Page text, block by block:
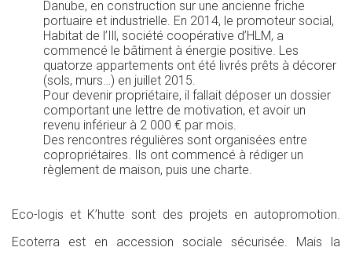
Danube, en construction sur une ancienne friche
portuaire et industrielle. En 2014, le promoteur social,
Habitat de l’Ill, société coopérative d’HLM, a
commencé le bâtiment à énergie positive. Les
quatorze appartements ont été livrés prêts à décorer
(sols, murs…) en juillet 2015.
Pour devenir propriétaire, il fallait déposer un dossier
comportant une lettre de motivation, et avoir un
revenu inférieur à 2 000 € par mois.
Des rencontres régulières sont organisées entre
copropriétaires. Ils ont commencé à rédiger un
règlement de maison, puis une charte.
Eco-logis et K’hutte sont des projets en autopromotion.
Ecoterra est en accession sociale sécurisée. Mais la